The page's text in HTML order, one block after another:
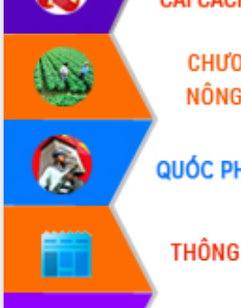
Lấy ý kiến điều chỉnh Quy hoạch tỉnh
Đắk Lắk thời kỳ 2021-2030, tầm nhìn
Phát động chiến dịch 30 ngày đêm
giải phóng mặt bằng Tuyến đường bộ
ven biển
Đắk Lắk nỗ lực thúc đẩy tăng trưởng
kinh tế từ 10% trở lên trong Quý
II/2026
Đắk Lắk ký kết thỏa thuận hợp tác về
chuyển đổi số giai đoạn 2026 – 2030
với Tập đoàn Bưu chính Viễn thông
Việt Nam
Thứ trưởng Bộ Y tế làm việc với tỉnh
Đắk Lắk về phát triển nhân lực y tế
cho trạm y tế cấp xã